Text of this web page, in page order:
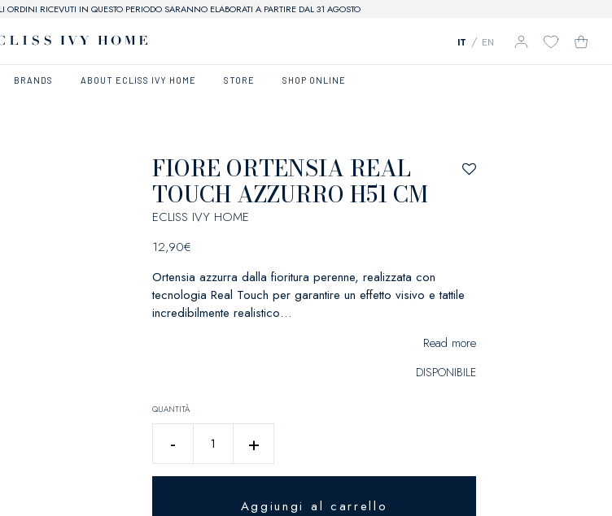
ORDINI RICEVUTI IN QUESTO PERIODO SARANNO ELABORATI A PARTIRE DAL 31 AGOSTO
IT / EN
BRANDS ABOUT ECLISS IVY HOME STORE SHOP ONLINE
FIORE ORTENSIA REAL
TOUCH AZZURRO H51 CM
ECLISS IVY HOME
12,90€
Ortensia azzurra dalla fioritura perenne, realizzata con
tecnologia Real Touch per garantire un effetto visivo e tattile
incredibilmente realistico…
Read more
DISPONIBILE
QUANTITÀ
-
ORTENSIA
REAL
+
Aggiungi al carrello